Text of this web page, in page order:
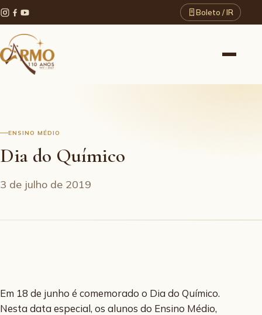
Boleto / IR
ENSINO MÉDIO
Dia do Químico
3 de julho de 2019
Em 18 de junho é comemorado o Dia do Químico.
Nesta data especial, os alunos do Ensino Médio,